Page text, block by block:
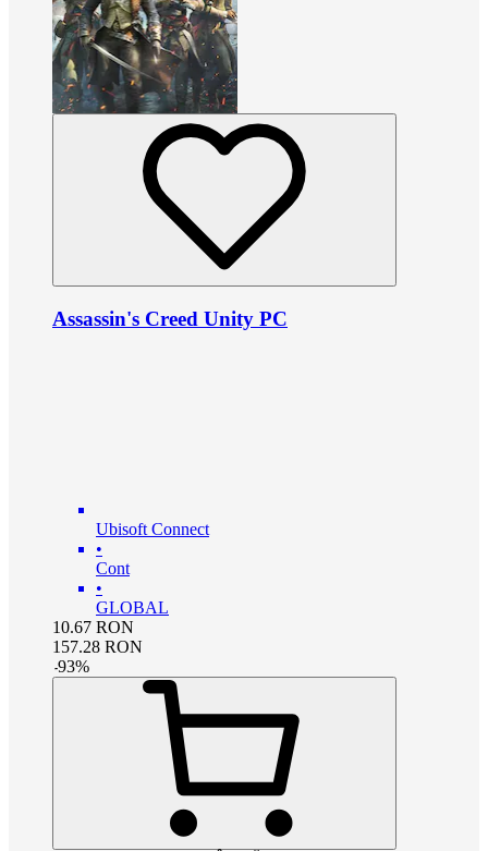
Assassin's Creed Unity PC
Ubisoft Connect
•
Cont
•
GLOBAL
10.67 RON
157.28 RON
-93%